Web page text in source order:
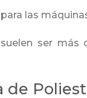
las
ser más
de